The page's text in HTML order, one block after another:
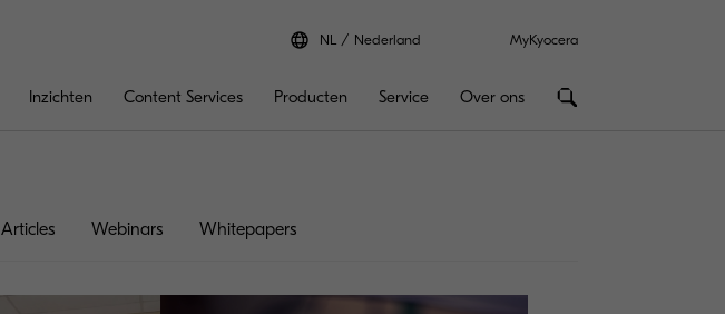
NL Nederland MyKyocera
Inzichten Content Services Producten Service Over ons
Articles Webinars Whitepapers